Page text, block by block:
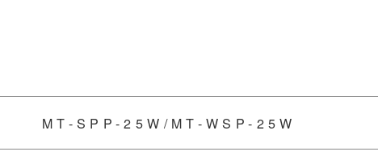
MT-SPP-25W/MT-WSP-25W